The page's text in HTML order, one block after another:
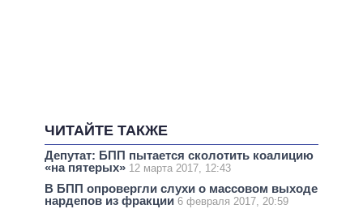
ЧИТАЙТЕ ТАКЖЕ
Депутат: БПП пытается сколотить коалицию
«на пятерых» 12 марта 2017, 12:43
В БПП опровергли слухи о массовом выходе
нардепов из фракции 6 февраля 2017, 20:59